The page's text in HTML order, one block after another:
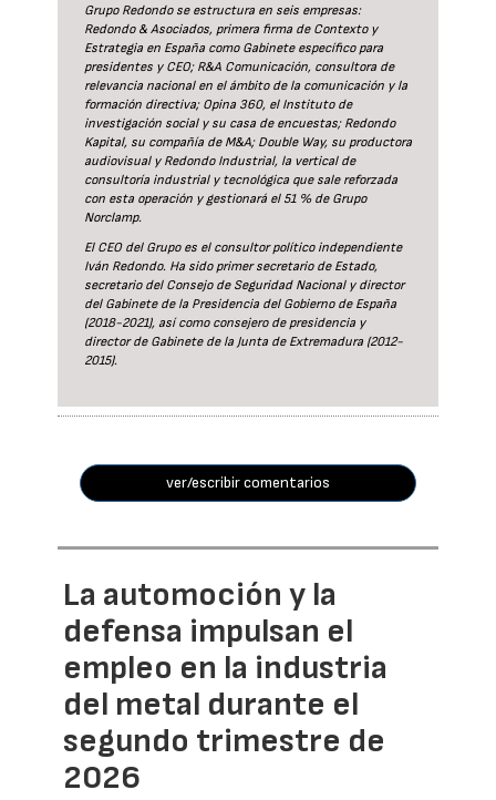
Grupo Redondo se estructura en seis empresas:
Redondo & Asociados, primera firma de Contexto y
Estrategia en España como Gabinete específico para
presidentes y CEO; R&A Comunicación, consultora de
relevancia nacional en el ámbito de la comunicación y la
formación directiva; Opina 360, el Instituto de
investigación social y su casa de encuestas; Redondo
Kapital, su compañía de M&A; Double Way, su productora
audiovisual y Redondo Industrial, la vertical de
consultoría industrial y tecnológica que sale reforzada
con esta operación y gestionará el 51 % de Grupo
Norclamp.
El CEO del Grupo es el consultor político independiente
Iván Redondo. Ha sido primer secretario de Estado,
secretario del Consejo de Seguridad Nacional y director
del Gabinete de la Presidencia del Gobierno de España
(2018-2021), así como consejero de presidencia y
director de Gabinete de la Junta de Extremadura (2012-
2015).
ver/escribir comentarios
La automoción y la
defensa impulsan el
empleo en la industria
del metal durante el
segundo trimestre de
2026